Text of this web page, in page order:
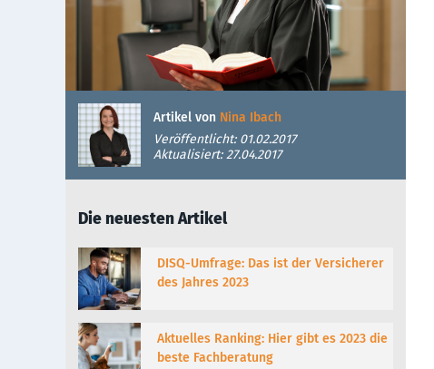
Artikel von Nina Ibach
Veröffentlicht: 01.02.2017
Aktualisiert: 27.04.2017
Die neuesten Artikel
DISQ-Umfrage: Das ist der Versicherer
des Jahres 2023
Aktuelles Ranking: Hier gibt es 2023 die
beste Fachberatung